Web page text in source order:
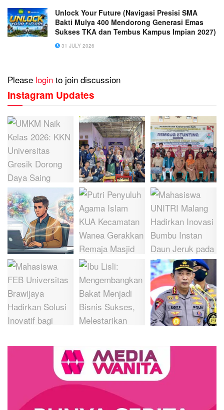
Unlock Your Future (Navigasi Presisi SMA
Bakti Mulya 400 Mendorong Generasi Emas
Sukses TKA dan Tembus Kampus Impian 2027)
31 JULY 2026
Please login to join discussion
Instagram Updates